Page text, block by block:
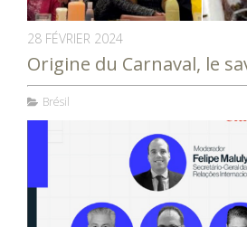
28 FÉVRIER 2024
Origine du Carnaval, le
Brésil